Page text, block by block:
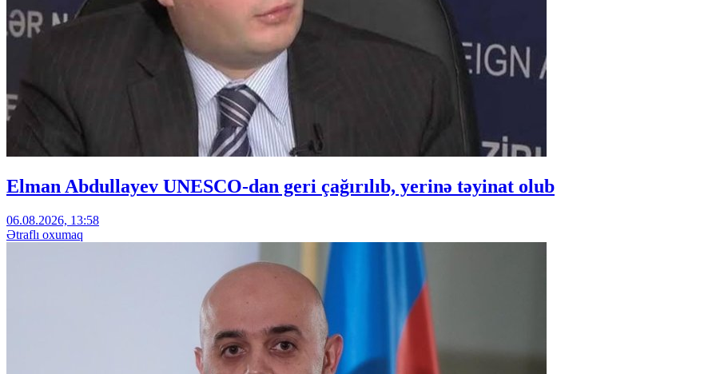
Elman Abdullayev UNESCO-dan geri çağırılıb, yerinə təyinat olub
06.08.2026, 13:58
Ətraflı oxumaq